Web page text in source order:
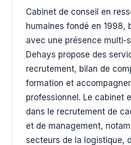
Cabinet de conseil en
humaines fondé en 1998,
avec une présence multi-
Dehays propose des
recrutement, bilan de
formation et
professionnel. Le cabinet
dans le recrutement de
et de management,
secteurs de la logistique,